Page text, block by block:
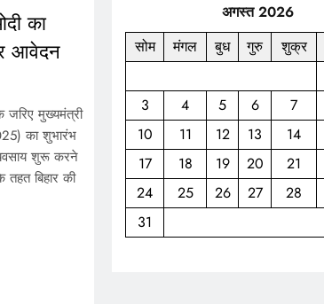
का
आवेदन
जरिए मुख्यमंत्री
का शुभारंभ
शुरू करने
बिहार की
अगस्त 2026
सोम
मंगल बुध गुरु शुक्र
3
4 5 6 7
10
11 12 13 14
17
18 19 20 21
24
25 26 27 28
31